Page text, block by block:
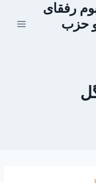
رفقای
و حزب